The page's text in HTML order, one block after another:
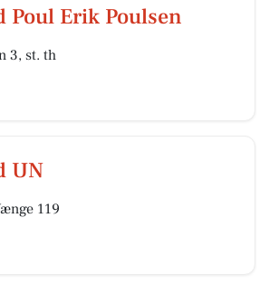
Poul Erik Poulsen
3, st. th
UN
119